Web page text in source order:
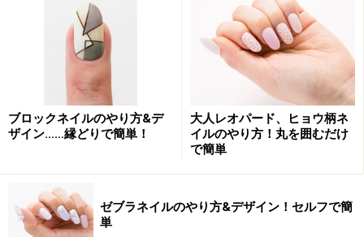
大人もOKな遊びゴコロのあるネイルアート
“ボーダー=元気”を一新する、大人の女性に似合うボーダ
ー。ブルー1色だとさみしげなので、ピンクやパープル
で暖かみをプラスします。中指と薬指のクリアには、ホ
ワイトパールを重ね塗りしてさりげないきらめきを。ボ
ーダーはあえて太さをランダムにして、適度な抜け感を
演出して。貝殻モチーフやブルーのストーンが、バカン
ス気分を盛り上げてくれます。
ブロックネイルのやり方&デ
ザイン……縁どりで簡単！
大人レオパード、ヒョウ柄ネ
イルのやり方！丸を囲むだけ
で簡単
ゼブラネイルのやり方&デザイン！セルフで簡
単